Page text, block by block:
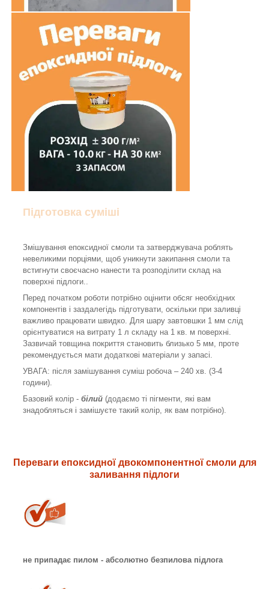
Підготовка суміші
Змішування епоксидної смоли та затверджувача роблять
невеликими порціями, щоб уникнути закипання смоли та
встигнути своєчасно нанести та розподілити склад на
поверхні підлоги..
Перед початком роботи потрібно оцінити обсяг необхідних
компонентів і заздалегідь підготувати, оскільки при заливці
важливо працювати швидко. Для шару завтовшки 1 мм слід
орієнтуватися на витрату 1 л складу на 1 кв. м поверхні.
Зазвичай товщина покриття становить близько 5 мм, проте
рекомендується мати додаткові матеріали у запасі.
УВАГА: після замішування суміш робоча – 240 хв. (3-4
години).
Базовий колір - білий (додаємо ті пігменти, які вам
знадобляться і замішуєте такий колір, як вам потрібно).
Переваги епоксидної двокомпонентної смоли для
заливання підлоги
не припадає пилом - абсолютно безпилова підлога